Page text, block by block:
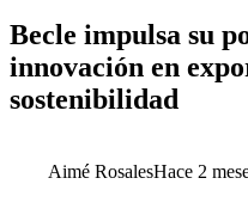
Becle impulsa su
innovación en
sostenibilidad
Aimé RosalesHace 2